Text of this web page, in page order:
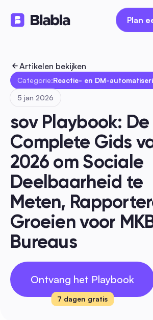
Plan
Plan
Artikelen bekijken
Categorie:Reactie- en DM-
5 jan 2026
sov Playbook: De
Complete Gids
2026 om Sociale
Deelbaarheid te
Meten,
Groeien voor
Bureaus
Ontvang het Playbook
7 dagen gratis